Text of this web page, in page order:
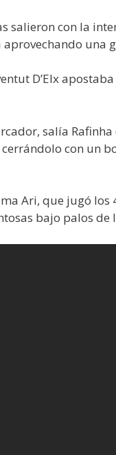
salieron con la
D’Elx
salía
con un
Ari, que jugó
bajo palos de